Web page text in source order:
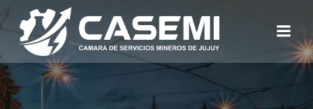
to
content